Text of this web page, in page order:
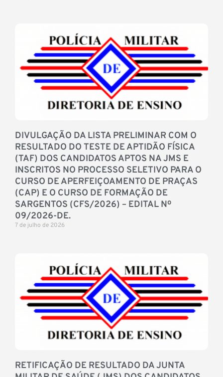
DIVULGAÇÃO DA LISTA PRELIMINAR COM O
RESULTADO DO TESTE DE APTIDÃO FÍSICA
(TAF) DOS CANDIDATOS APTOS NA JMS E
INSCRITOS NO PROCESSO SELETIVO PARA O
CURSO DE APERFEIÇOAMENTO DE PRAÇAS
(CAP) E O CURSO DE FORMAÇÃO DE
SARGENTOS (CFS/2026) – EDITAL Nº
09/2026-DE.
7 de julho de 2026
RETIFICAÇÃO DE RESULTADO DA JUNTA